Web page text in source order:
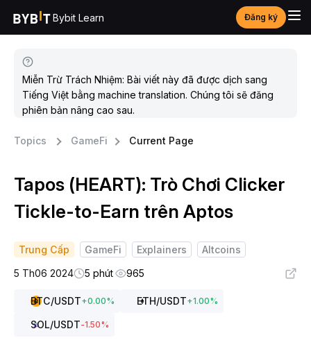
Bybit Learn Đăng ký
Miễn Trừ Trách Nhiệm: Bài viết này đã được dịch sang
Tiếng Việt bằng machine translation. Chúng tôi sẽ đăng
phiên bản nâng cao sau.
Topics GameFi Current Page
Tapos (HEART): Trò Chơi Clicker
Tickle-to-Earn trên Aptos
Trung Cấp GameFi Explainers
Altcoins
5 Th06 2024
5 phút 965
BTC/USDT+0.00% ETH/USDT+1.00%
SOL/USDT-1.50%